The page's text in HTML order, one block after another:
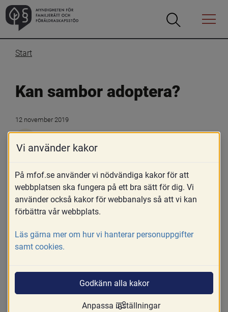
Öppna
Öppna
Menyn
Start
Kan sambor adoptera?
12 november 2019
gifta par. Det innebär att sambor som huvudregel
måste adoptera gemensamt, men också att den ene
sambon kan adoptera den andra sambons barn
genom styvbarnsadoption. Vid internationell adoption
ursprungsländer inte tillåter sambor som
adoptivföräldrar.
Uppdaterad senast 2019-11-26
Vi använder kakor
På mfof.se använder vi nödvändiga kakor för att
webbplatsen ska fungera på ett bra sätt för dig. Vi
använder också kakor för webbanalys så att vi kan
förbättra vår webbplats.
Läs gärna mer om hur vi hanterar personuppgifter
samt cookies.
Godkänn alla kakor
Anpassa inställningar